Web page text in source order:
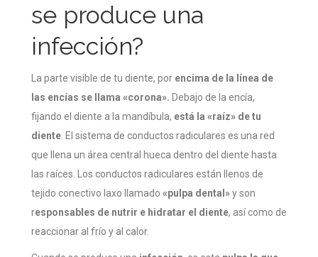
se produce una
infección?
La parte visible de tu diente, por encima de la línea de
las encías se llama «corona». Debajo de la encía,
fijando el diente a la mandíbula, está la «raíz» de tu
diente . El sistema de conductos radiculares es una red
que llena un área central hueca dentro del diente hasta
las raíces. Los conductos radiculares están llenos de
tejido conectivo laxo llamado «pulpa dental»y son
responsables de nutrir e hidratar el diente, así como de
reaccionar al frío y al calor.